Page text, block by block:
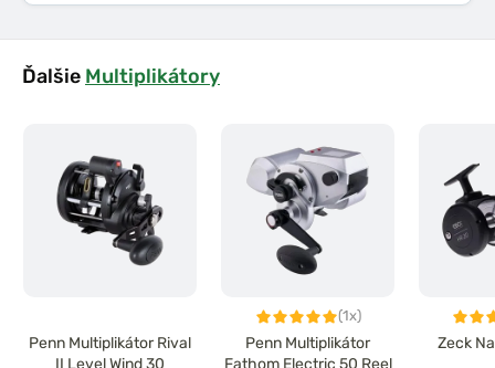
Ďalšie Multiplikátory
Penn Multiplikátor Rival
(1x)
Penn Multiplikátor
Zeck